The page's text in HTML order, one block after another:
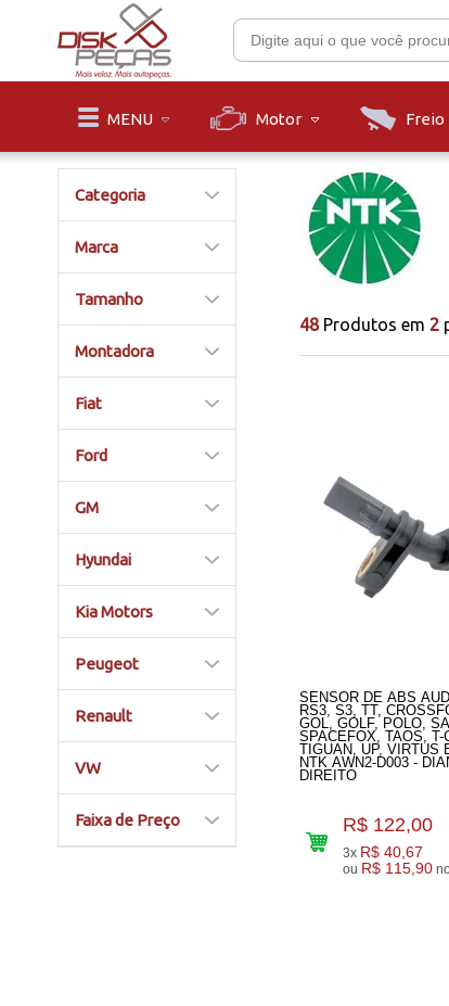
MENU Motor Freio
Categoria
Marca
Tamanho
Montadora
Fiat
Ford
GM
Hyundai
Kia Motors
Peugeot
Renault
VW
Faixa de Preço
48 Produtos em 2
SENSOR DE ABS
RS3, S3, TT,
GOL, GOLF, POLO,
SPACEFOX, TAOS, T-
TIGUAN, UP, VIRTUS
NTK AWN2-D003 -
DIREITO
R$ 122,00
3x R$ 40,67
ou R$ 115,90